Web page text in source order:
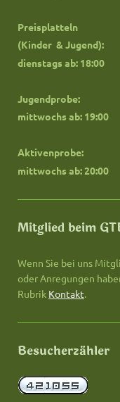
Preisplatteln
(Kinder & Jugend):
dienstags ab: 18:00
Jugendprobe:
mittwochs ab: 19:00
Aktivenprobe:
mittwochs ab: 20:00
Mitglied beim
Wenn Sie bei uns
oder Anregungen
Rubrik Kontakt.
Besucherzähler